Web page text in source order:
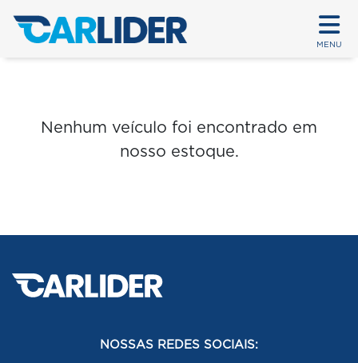
MENU
Nenhum veículo foi encontrado em
nosso estoque.
NOSSAS REDES SOCIAIS: